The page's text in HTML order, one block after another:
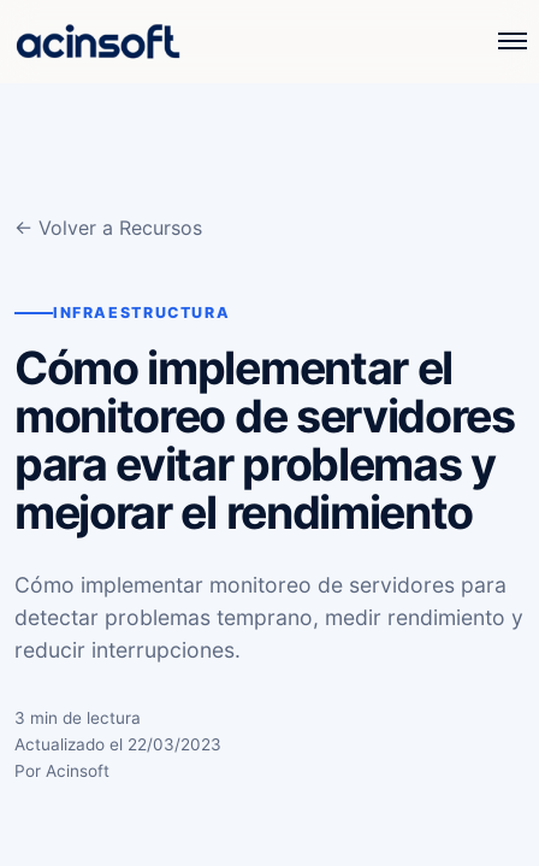
← Volver a Recursos
INFRAESTRUCTURA
Cómo implementar el
monitoreo de servidores
para evitar problemas y
mejorar el rendimiento
Cómo implementar monitoreo de servidores para
detectar problemas temprano, medir rendimiento y
reducir interrupciones.
3 min de lectura
Actualizado el 22/03/2023
Por Acinsoft